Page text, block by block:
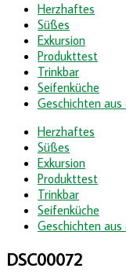
Herzhaftes
Süßes
Exkursion
Produkttest
Trinkbar
Seifenküche
Geschichten aus
Herzhaftes
Süßes
Exkursion
Produkttest
Trinkbar
Seifenküche
Geschichten aus
DSC00072